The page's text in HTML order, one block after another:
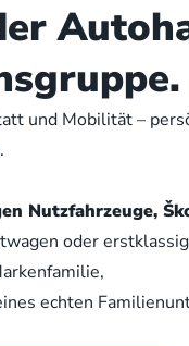
und Mobilität –
oder
echten